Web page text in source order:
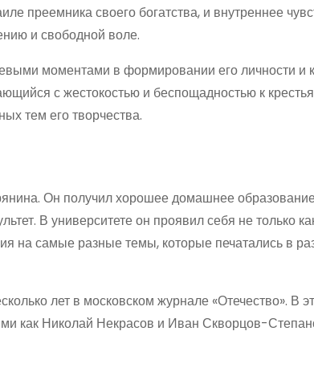
преемника своего богатства, и внутреннее
и свободной воле.
моментами в формировании его личности и
с жестокостью и беспощадностью к
тем его творчества.
Он получил хорошее домашнее
В университете он проявил себя не только
на самые разные темы, которые печатались в
лет в московском журнале «Отечество». В
как Николай Некрасов и Иван Скворцов-